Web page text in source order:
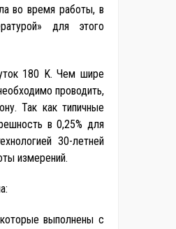
во время работы, в
для этого
180 K. Чем шире
проводить,
Так как типичные
в 0,25% для
30-летней
измерений.
выполнены с